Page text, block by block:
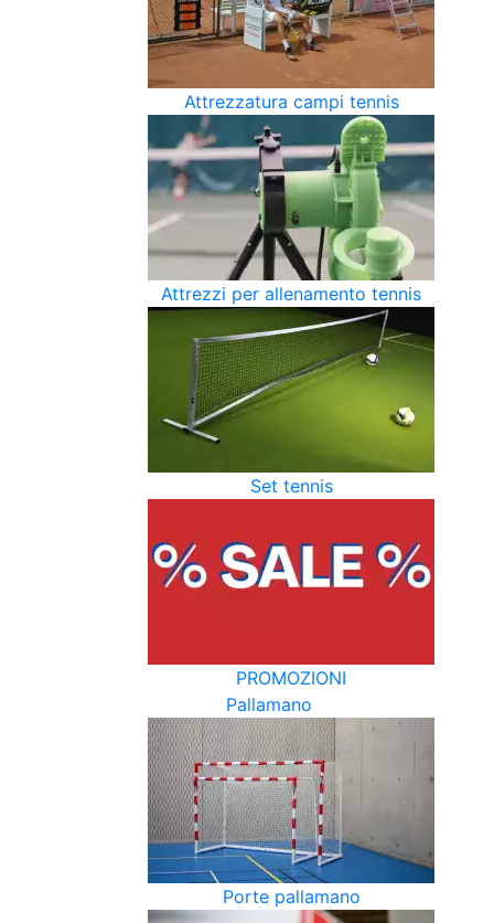
Attrezzatura campi tennis
Attrezzi per allenamento tennis
Set tennis
PROMOZIONI
Pallamano
Porte pallamano